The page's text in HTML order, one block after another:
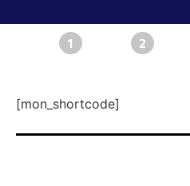
1 2
[mon_shortcode]